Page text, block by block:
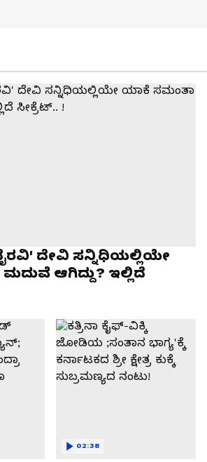
ದೇವಿ ಸನ್ನಿಧಿಯಲ್ಲಿಯೇ
ಆಗಿದ್ದು? ಇಲ್ಲಿದೆ
02:38